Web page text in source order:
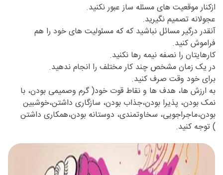
ازکنار موقعیت های مسئله ساز عبور نکنید.
عجولانه تصمیم نگیرید.
آنقدر درگیر مسائل نباشید که که مسئولیت های خود را هم
فراموش کنید.
کارهایتان را نصفه نیمه رها نکنید.
در یک زمان مشخص چند کار مختلف را انجام ندهید.
برای خود وقت صرف کنید.
به ارزش ها، هدف ها و نقاط قوت خود( گرم وصمیمی بودن، با
نمک بودن، پذیرا بودن،جذاب بودن، سازگاری داشتن،خوشبین
بودن،ماجراجویی، سخاوتمندی، دوستانه بودن،همکاری داشتن
) توجه کنید.